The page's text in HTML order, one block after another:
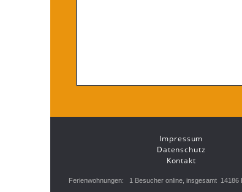
Impressum
Datenschutz
Kontakt